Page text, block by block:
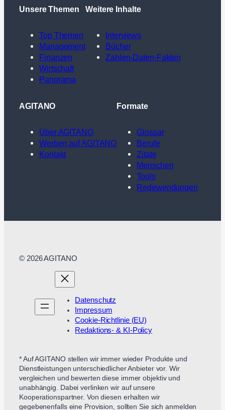
Unsere Themen
Top Themen
Management
Finanzen
Wirtschaft
Panorama
Weitere Inhalte
Interviews
Bücher
Zahlen-Daten-Fakten
AGITANO
Über AGITANO
Werben auf AGITANO
Kontakt
Formate
Glossar
Berufe
Zitate
Menschen
Tools
Redewendungen
© 2026 AGITANO
Datenschutz
Impressum
Cookie-Richtlinie (EU)
Redaktions- & KI-Policy
* Auf AGITANO stellen wir immer wieder Produkte und
Dienstleistungen unterschiedlicher Anbieter vor. Wir
vergleichen und bewerten diese immer objektiv und
unabhängig. Dabei verlinken wir auf unsere
Kooperationspartner. Von diesen erhalten wir
gegebenenfalls eine Provision, sollten Sie sich anmelden